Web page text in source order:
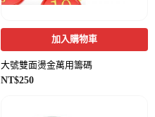
加入購物車
大號雙面燙金萬用籌碼
NT$250